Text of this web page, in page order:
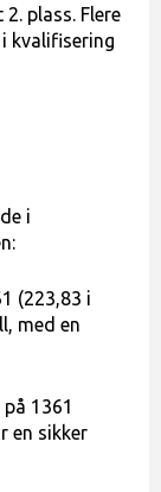
plass. Flere
kvalifisering
i
(223,83 i
med en
1361
en sikker